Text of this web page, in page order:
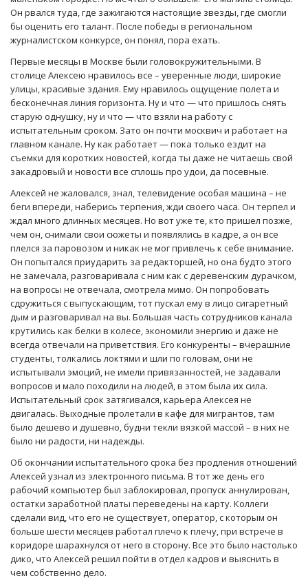
Он рвался туда, где зажигаются настоящие звезды, где смогли
бы оценить его талант. После победы в региональном
журналистском конкурсе, он понял, пора ехать.
Первые месяцы в Москве были головокружительными. В
столице Алексею нравилось все – уверенные люди, широкие
улицы, красивые здания. Ему нравилось ощущение полета и
бесконечная линия горизонта. Ну и что — что пришлось снять
старую однушку, ну и что — что взяли на работу с
испытательным сроком. Зато он почти москвич и работает на
главном канале. Ну как работает — пока только ездит на
съемки для коротких новостей, когда ты даже не читаешь свой
закадровый и новости все сплошь про удои, да посевные.
Алексей не жаловался, знал, телевидение особая машина – не
беги впереди, наберись терпения, жди своего часа. Он терпел и
ждал много длинных месяцев. Но вот уже те, кто пришел позже,
чем он, снимали свои сюжеты и появлялись в кадре, а он все
плелся за паровозом и никак не мог привлечь к себе внимание.
Он попытался приударить за редакторшей, но она будто этого
не замечала, разговаривала с ним как с деревенским дурачком,
на вопросы не отвечала, смотрела мимо. Он попробовать
сдружиться с выпускающим, тот пускал ему в лицо сигаретный
дым и разговаривал на вы. Большая часть сотрудников канала
крутились как белки в колесе, экономили энергию и даже не
всегда отвечали на приветствия. Его конкуренты – вчерашние
студенты, толкались локтями и шли по головам, они не
испытывали эмоций, не имели привязанностей, не задавали
вопросов и мало походили на людей, в этом была их сила.
Испытательный срок затягивался, карьера Алексея не
двигалась. Выходные пролетали в кафе для мигрантов, там
было дешево и душевно, будни текли вязкой массой – в них не
было ни радости, ни надежды.
Об окончании испытательного срока без продления отношений
Алексей узнал из электронного письма. В тот же день его
рабочий компьютер был заблокировал, пропуск аннулирован,
остатки заработной платы переведены на карту. Коллеги
сделали вид, что его не существует, оператор, с которым он
больше шести месяцев работал плечо к плечу, при встрече в
коридоре шарахнулся от него в сторону. Все это было настолько
дико, что Алексей решил пойти в отдел кадров и выяснить в
чем собственно дело.